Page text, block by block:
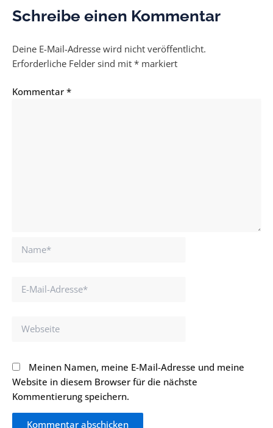
Schreibe einen Kommentar
Deine E-Mail-Adresse wird nicht veröffentlicht.
Erforderliche Felder sind mit * markiert
Kommentar *
Name*
Webseite
Meinen Namen, meine E-Mail-Adresse und meine
Website in diesem Browser für die nächste
Kommentierung speichern.